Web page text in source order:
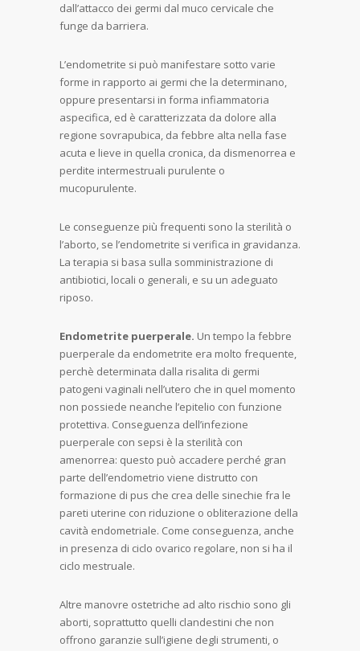
dall’attacco dei germi dal muco cervicale che
funge da barriera.
L’endometrite si può manifestare sotto varie
forme in rapporto ai germi che la determinano,
oppure presentarsi in forma infiammatoria
aspecifica, ed è caratterizzata da dolore alla
regione sovrapubica, da febbre alta nella fase
acuta e lieve in quella cronica, da dismenorrea e
perdite intermestruali purulente o
mucopurulente.
Le conseguenze più frequenti sono la sterilità o
l’aborto, se l’endometrite si verifica in gravidanza.
La terapia si basa sulla somministrazione di
antibiotici, locali o generali, e su un adeguato
riposo.
Endometrite puerperale. Un tempo la febbre
puerperale da endometrite era molto frequente,
perchè determinata dalla risalita di germi
patogeni vaginali nell’utero che in quel momento
non possiede neanche l’epitelio con funzione
protettiva. Conseguenza dell’infezione
puerperale con sepsi è la sterilità con
amenorrea: questo può accadere perché gran
parte dell’endometrio viene distrutto con
formazione di pus che crea delle sinechie fra le
pareti uterine con riduzione o obliterazione della
cavità endometriale. Come conseguenza, anche
in presenza di ciclo ovarico regolare, non si ha il
ciclo mestruale.
Altre manovre ostetriche ad alto rischio sono gli
aborti, soprattutto quelli clandestini che non
offrono garanzie sull’igiene degli strumenti, o